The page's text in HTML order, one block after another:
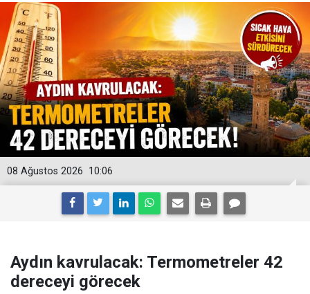
10:06
08 Ağustos 2026
Aydın kavrulacak: Termometreler 42
dereceyi görecek